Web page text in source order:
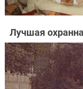
Лучшая